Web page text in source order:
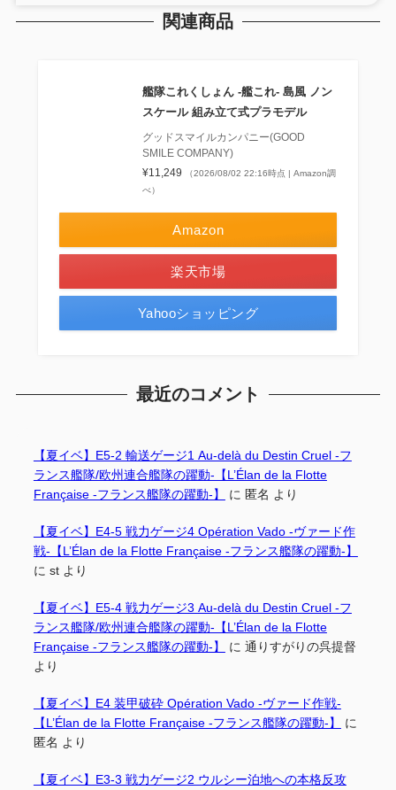
関連商品
艦隊これくしょん ‐艦これ‐ 島風 ノン
スケール 組み立て式プラモデル
グッドスマイルカンパニー(GOOD
SMILE COMPANY)
¥11,249
（2026/08/02 22:16時点 | Amazon調
べ）
Amazon
楽天市場
Yahooショッピング
最近のコメント
【夏イベ】E5-2 輸送ゲージ1 Au-delà du Destin Cruel -フ
ランス艦隊/欧州連合艦隊の躍動-【L’Élan de la Flotte
Française -フランス艦隊の躍動-】に 匿名 より
【夏イベ】E4-5 戦力ゲージ4 Opération Vado -ヴァード作
戦-【L’Élan de la Flotte Française -フランス艦隊の躍動-】
に stより
【夏イベ】E5-4 戦力ゲージ3 Au-delà du Destin Cruel -フ
ランス艦隊/欧州連合艦隊の躍動-【L’Élan de la Flotte
Française -フランス艦隊の躍動-】に 通りすがりの呉提督
より
【夏イベ】E4 装甲破砕 Opération Vado -ヴァード作戦-
【L’Élan de la Flotte Française -フランス艦隊の躍動-】に
匿名 より
【夏イベ】E3-3 戦力ゲージ2 ウルシー泊地への本格反攻